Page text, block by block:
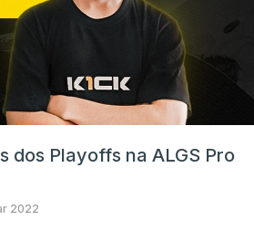
dos Playoffs na ALGS Pro
2022